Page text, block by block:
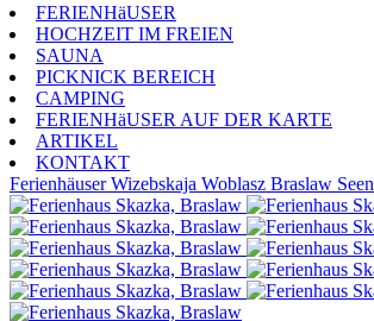
FERIENHäUSER
HOCHZEIT IM FREIEN
SAUNA
PICKNICK BEREICH
CAMPING
FERIENHäUSER AUF DER KARTE
ARTIKEL
KONTAKT
Ferienhäuser Wizebskaja Woblasz Braslaw Seen